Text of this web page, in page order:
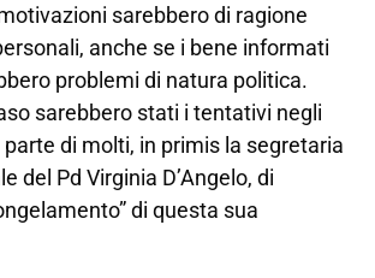
sarebbero di ragione
anche se i bene informati
problemi di natura politica.
sarebbero stati i tentativi negli
di molti, in primis la segretaria
del Pd Virginia D’Angelo, di
di questa sua